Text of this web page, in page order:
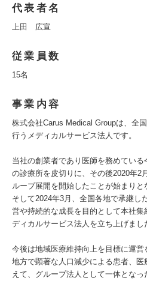
代表者名
上田 広宣
従業員数
15名
事業内容
株式会社Carus Medical Groupは、全
行うメディカルサービス法人です。
当社の創業者であり医師を務めてい
の診療所を皮切りに、その後2020年2
ループ展開を開始したことが始まりと
そして2024年3月、全国各地で承継し
営や持続的な成長を目的として本社
ディカルサービス法人を立ち上げまし
今後は地域医療維持向上を目標に運
地方で顕著な人口減少による患者、
えて、グループ法人として一体とな